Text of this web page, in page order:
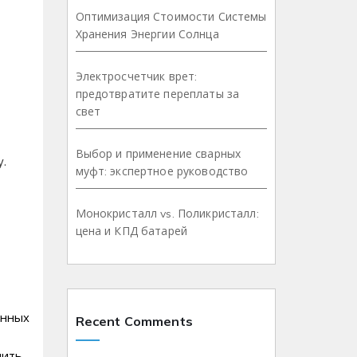
Оптимизация Стоимости Системы
Хранения Энергии Солнца
Электросчетчик врет:
предотвратите переплаты за
свет
Выбор и применение сварных
муфт: экспертное руководство
Монокристалл vs. Поликристалл:
цена и КПД батарей
Recent Comments